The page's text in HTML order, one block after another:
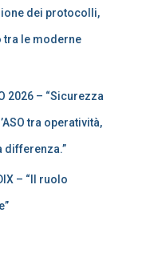
dei protocolli,
le moderne
2026 – “Sicurezza
tra operatività,
differenza.”
– “Il ruolo